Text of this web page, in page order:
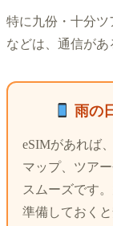
特に九份・十分ツ
などは、通信があ
雨の
eSIMがあれば
マップ、ツア
スムーズです
準備しておくと